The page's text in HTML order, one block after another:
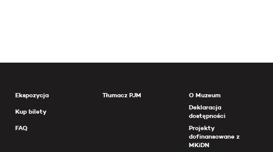
Ekspozycja
Kup bilety
FAQ
Tłumacz PJM
O Muzeum
Deklaracja
dostępności
Projekty
dofinansowane z
MKiDN